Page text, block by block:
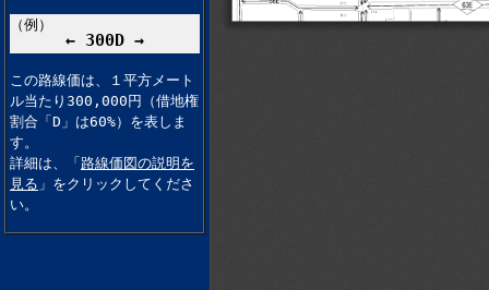
（例）
← 300D →
この路線価は、１平方メート
ル当たり300,000円（借地権
割合「D」は60%）を表しま
す。
詳細は、「 路線価図の説明を
見る 」をクリックしてくださ
い。